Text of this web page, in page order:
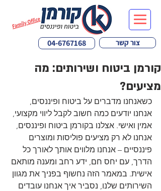
04-6767168 צור קשר
קורמן ביטוח ושירותים: מה
מציעים?
כשאנחנו מדברים על ביטוח ופיננסים,
אנחנו יודעים כמה חשוב לקבל ליווי מקצועי,
אמין ואישי. אצלנו בקורמן ביטוח ופיננסים,
אנחנו לא רק מציעים פוליסות ומוצרים
פיננסיים – אנחנו מלווים אותך לאורך כל
הדרך, עם יחס חם, ידע רחב ומענה מותאם
אישית. במאמר הזה נחשוף בפניך את מגוון
השירותים שלנו, נסביר איך אנחנו עובדים